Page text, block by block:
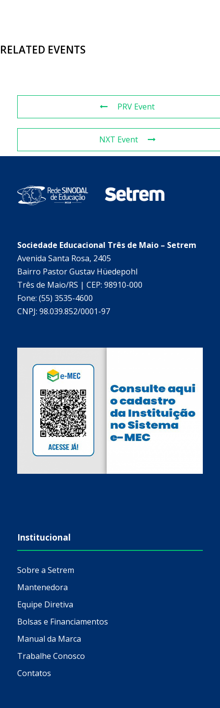
RELATED EVENTS
PRV Event
NXT Event
Sociedade Educacional Três de Maio – Setrem
Avenida Santa Rosa, 2405
Bairro Pastor Gustav Hüedepohl
Três de Maio/RS | CEP: 98910-000
Fone: (55) 3535-4600
CNPJ: 98.039.852/0001-97
Institucional
Sobre a Setrem
Mantenedora
Equipe Diretiva
Bolsas e Financiamentos
Manual da Marca
Trabalhe Conosco
Contatos